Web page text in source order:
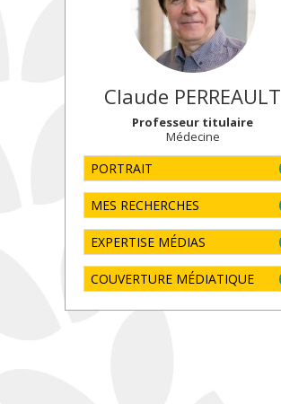
Claude PERREAULT
Professeur titulaire
Médecine
PORTRAIT
MES RECHERCHES
EXPERTISE MÉDIAS
COUVERTURE MÉDIATIQUE